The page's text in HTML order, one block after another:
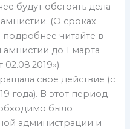
будут обстоять дела
(О сроках
читайте в
до 1 марта
свое действие (с
года). В этот период
было
администрации и